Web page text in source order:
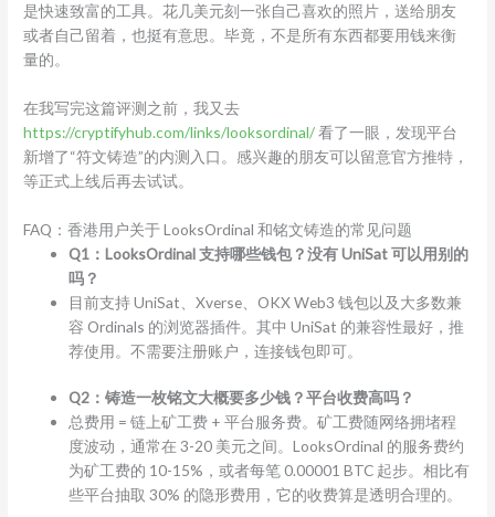
是快速致富的工具。花几美元刻一张自己喜欢的照片，送给朋友
或者自己留着，也挺有意思。毕竟，不是所有东西都要用钱来衡
量的。
在我写完这篇评测之前，我又去
https://cryptifyhub.com/links/looksordinal/看了一眼，发现平台
新增了“符文铸造”的内测入口。感兴趣的朋友可以留意官方推特，
等正式上线后再去试试。
FAQ：香港用户关于 LooksOrdinal 和铭文铸造的常见问题
Q1：LooksOrdinal 支持哪些钱包？没有 UniSat 可以用别的
吗？
目前支持 UniSat、Xverse、OKX Web3 钱包以及大多数兼
容 Ordinals 的浏览器插件。其中 UniSat 的兼容性最好，推
荐使用。不需要注册账户，连接钱包即可。
Q2：铸造一枚铭文大概要多少钱？平台收费高吗？
总费用 = 链上矿工费 + 平台服务费。矿工费随网络拥堵程
度波动，通常在 3-20 美元之间。LooksOrdinal 的服务费约
为矿工费的 10-15%，或者每笔 0.00001 BTC 起步。相比有
些平台抽取 30% 的隐形费用，它的收费算是透明合理的。